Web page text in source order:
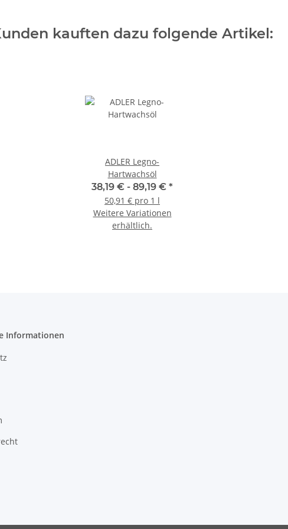
kauften dazu folgende Artikel:
ADLER Legno-
Hartwachsöl
38,19 € - 89,19 € *
50,91 € pro 1 l
Weitere Variationen
erhältlich.
Informationen